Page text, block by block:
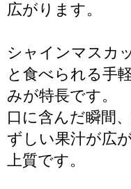
広がります。
シャインマスカ
と食べられる手
みが特長です。
口に含んだ瞬間
ずしい果汁が広
上質です。